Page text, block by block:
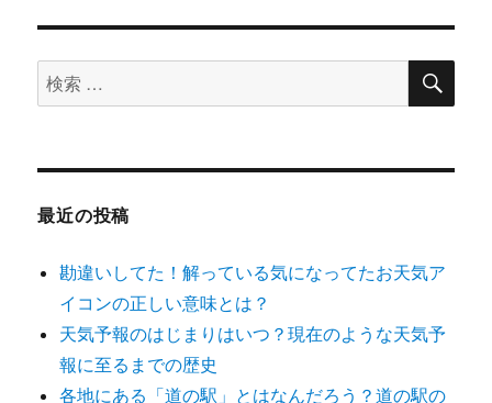
マ
ズ
と
h4
装
検
索
象:
検
最近の投稿
勘違いしてた！解っている気になってたお天気ア
イコンの正しい意味とは？
天気予報のはじまりはいつ？現在のような天気予
報に至るまでの歴史
各地にある「道の駅」とはなんだろう？道の駅の